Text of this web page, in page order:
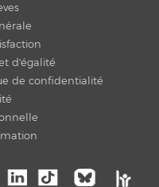
d'égalité
de confidentialité